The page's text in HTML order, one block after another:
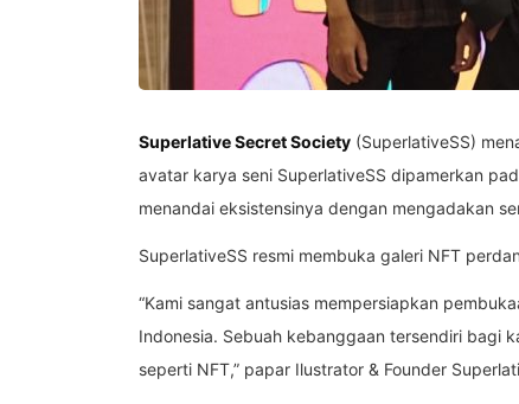
Superlative Secret Society (SuperlativeSS)
avatar karya seni SuperlativeSS dipamerkan
menandai eksistensinya dengan mengadakan
SuperlativeSS resmi membuka galeri NFT
“Kami sangat antusias mempersiapkan
Indonesia. Sebuah kebanggaan tersendiri bagi
seperti NFT,” papar Ilustrator & Founder